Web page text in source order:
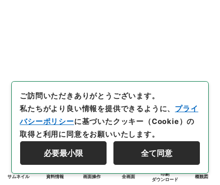
サムネイル 資料情報 画面操作 全画面
印刷
ダウンロード
概観図
ご訪問いただきありがとうございます。
私たちがより良い情報を提供できるように、 プライ
バシーポリシーに基づいたクッキー（Cookie）の
取得と利用に同意をお願いいたします。
必要最小限 全て同意